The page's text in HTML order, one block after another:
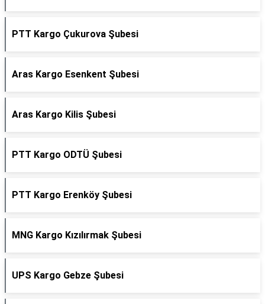
PTT Kargo Çukurova Şubesi
Aras Kargo Esenkent Şubesi
Aras Kargo Kilis Şubesi
PTT Kargo ODTÜ Şubesi
PTT Kargo Erenköy Şubesi
MNG Kargo Kızılırmak Şubesi
UPS Kargo Gebze Şubesi